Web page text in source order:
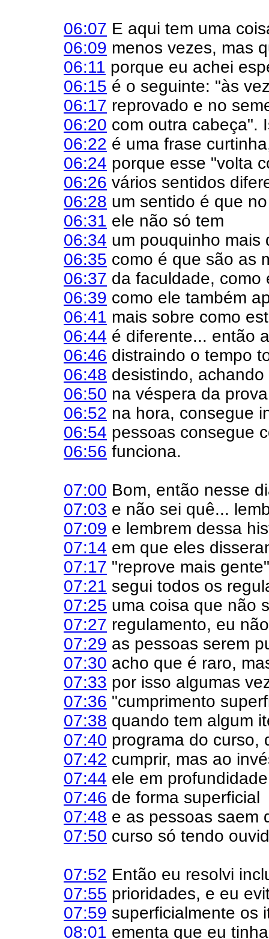
06:07 E aqui tem uma
06:09 menos vezes, mas
06:11 porque eu achei
06:15 é o seguinte: "às
06:17 reprovado e no
06:20 com outra cabeça".
06:22 é uma frase
06:24 porque esse "volta
06:26 vários sentidos
06:28 um sentido é que
06:31 ele não só tem
06:34 um pouquinho mais
06:35 como é que são as
06:37 da faculdade, como
06:39 como ele também
06:41 mais sobre como
06:44 é diferente... então
06:46 distraindo o tempo
06:48 desistindo,
06:50 na véspera da
06:52 na hora, consegue
06:54 pessoas consegue
06:56 funciona.
07:00 Bom, então nesse
07:03 e não sei quê...
07:09 e lembrem dessa
07:14 em que eles
07:17 "reprove mais
07:21 segui todos os
07:25 uma coisa que não
07:27 regulamento, eu
07:29 as pessoas serem
07:30 acho que é raro,
07:33 por isso algumas
07:36 "cumprimento
07:38 quando tem algum
07:40 programa do curso,
07:42 cumprir, mas ao
07:44 ele em
07:46 de forma superficial
07:48 e as pessoas saem
07:50 curso só tendo
07:52 Então eu resolvi
07:55 prioridades, e eu
07:59 superficialmente os
08:01 ementa que eu